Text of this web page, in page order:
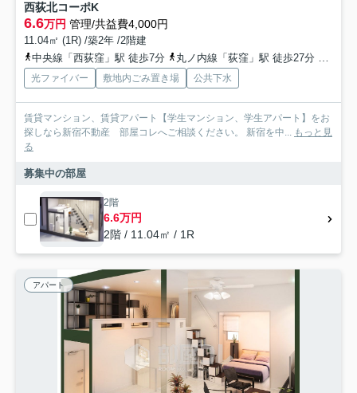
西荻北コーポK
6.6万円 管理/共益費4,000円
11.04㎡ (1R) /築2年 /2階建
中央線「西荻窪」駅 徒歩7分
丸ノ内線「荻窪」駅 徒歩27分 総武
光ファイバー 敷地内ごみ置き場 公共下水
賃貸マンション、賃貸アパート【学生マンション、学生アパート】をお
探しなら新宿不動産 部屋コレへご相談ください。 新宿を中... もっと見
る
募集中の部屋
2階
6.6万円
2階 / 11.04㎡ / 1R
アパート